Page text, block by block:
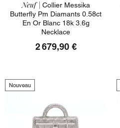
Neuf | Collier Messika
Butterfly Pm Diamants 0.58ct
En Or Blanc 18k 3.6g
Necklace
2 679,90 €
Nouveau